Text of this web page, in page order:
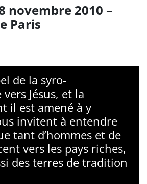
novembre 2010 –
Paris
de la syro-
Jésus, et la
il est amené à y
invitent à entendre
tant d’hommes et de
vers les pays riches,
des terres de tradition